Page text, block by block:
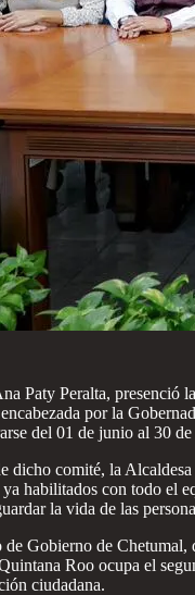
Paty Peralta, presenció
por la
del 01 de junio al 30
dicho comité, la
habilitados con todo el
la vida de las
de Gobierno de
Roo ocupa el
ciudadana.